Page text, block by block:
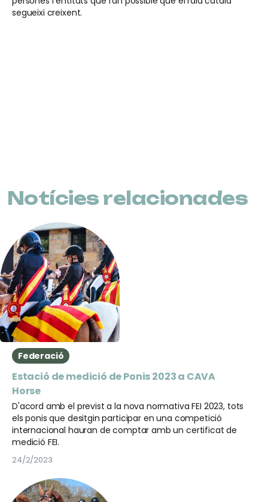
segueixi creixent.
Notícies relacionades
Federació
Estació de medició de Ponis 2023 a CAVA
Horse
D'acord amb el previst a la nova normativa FEI 2023, tots
els ponis que desitgin participar en una competició
internacional hauran de comptar amb un certificat de
medició FEI.
24/2/2023